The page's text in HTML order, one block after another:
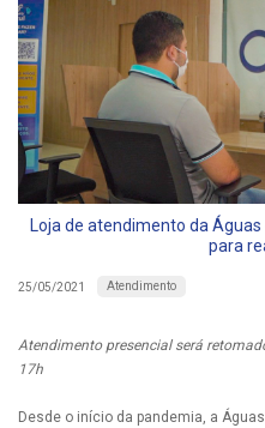
Loja de atendimento da
para
25/05/2021 Atendimento
Atendimento presencial será
17h
Desde o início da pandemia, a